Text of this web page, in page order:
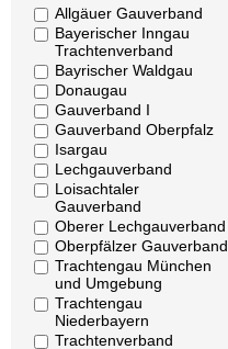
Allgäuer Gauverband
Bayerischer Inngau
Trachtenverband
Bayrischer Waldgau
Donaugau
Gauverband I
Gauverband Oberpfalz
Isargau
Lechgauverband
Loisachtaler
Gauverband
Oberer Lechgauverband
Oberpfälzer Gauverband
Trachtengau München
und Umgebung
Trachtengau
Niederbayern
Trachtenverband